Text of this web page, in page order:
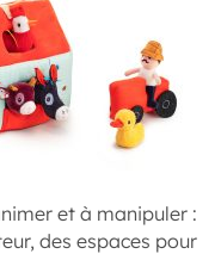
et à manipuler :
des espaces pour